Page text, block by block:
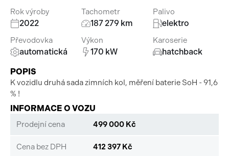
Rok výroby
2022
Tachometr
187 279 km
Palivo
elektro
Převodovka
automatická
Výkon
170 kW
Karoserie
hatchback
POPIS
K vozidlu druhá sada zimních kol, měření baterie SoH - 91,6
% !
INFORMACE O VOZU
Prodejní cena 499 000 Kč
Cena bez DPH 412 397 Kč